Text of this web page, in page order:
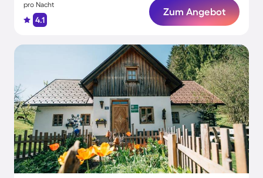
pro Nacht
4.1
Zum Angebot